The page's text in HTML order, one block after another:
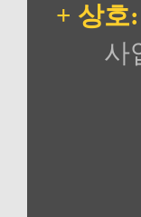
+ 상호
사